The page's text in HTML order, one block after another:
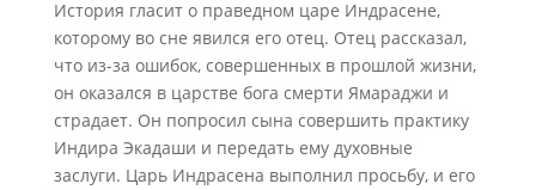
История гласит о праведном царе Индрасене,
которому во сне явился его отец. Отец рассказал,
что из-за ошибок, совершенных в прошлой жизни,
он оказался в царстве бога смерти Ямараджи и
страдает. Он попросил сына совершить практику
Индира Экадаши и передать ему духовные
заслуги. Царь Индрасена выполнил просьбу, и его